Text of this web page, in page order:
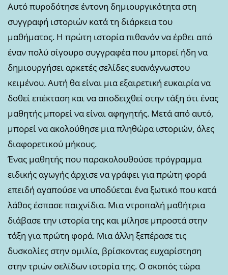
Αυτό πυροδότησε έντονη δημιουργικότητα στη
συγγραφή ιστοριών κατά τη διάρκεια του
μαθήματος. Η πρώτη ιστορία πιθανόν να έρθει από
έναν πολύ σίγουρο συγγραφέα που μπορεί ήδη να
δημιουργήσει αρκετές σελίδες ευανάγνωστου
κειμένου. Αυτή θα είναι μια εξαιρετική ευκαιρία να
δοθεί επέκταση και να αποδειχθεί στην τάξη ότι ένας
μαθητής μπορεί να είναι αφηγητής. Μετά από αυτό,
μπορεί να ακολούθησε μια πληθώρα ιστοριών, όλες
διαφορετικού μήκους.
Ένας μαθητής που παρακολουθούσε πρόγραμμα
ειδικής αγωγής άρχισε να γράφει για πρώτη φορά
επειδή αγαπούσε να υποδύεται ένα ξωτικό που κατά
λάθος έσπασε παιχνίδια. Μια ντροπαλή μαθήτρια
διάβασε την ιστορία της και μίλησε μπροστά στην
τάξη για πρώτη φορά. Μια άλλη ξεπέρασε τις
δυσκολίες στην ομιλία, βρίσκοντας ευχαρίστηση
στην τριών σελίδων ιστορία της. Ο σκοπός τώρα